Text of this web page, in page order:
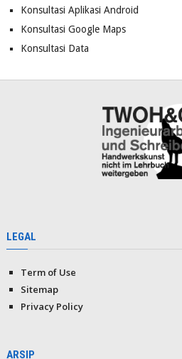
Konsultasi Aplikasi Android
Konsultasi Google Maps
Konsultasi Data
LEGAL
Term of Use
Sitemap
Privacy Policy
ARSIP